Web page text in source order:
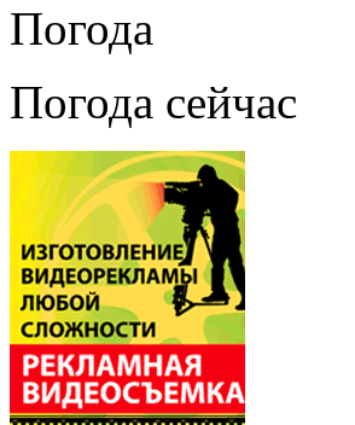
Погода
Погода сейчас